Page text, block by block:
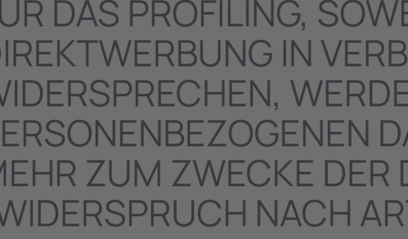
DAS PROFILING,
IN
ZUM ZWECKE DER
NACH